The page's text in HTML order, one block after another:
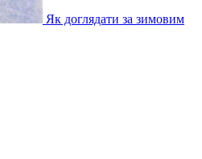
Як доглядати за зимовим